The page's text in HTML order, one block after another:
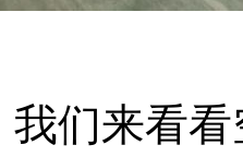
们来看